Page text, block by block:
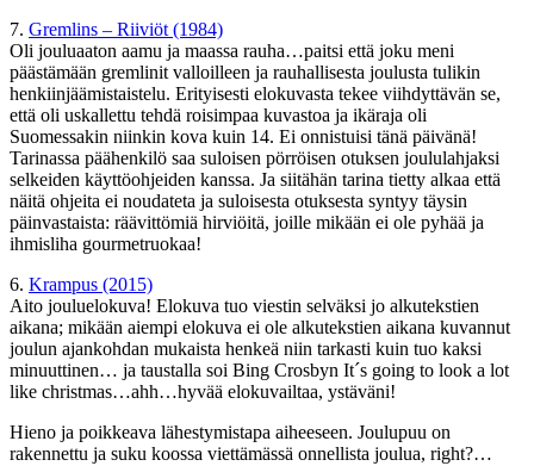
7. Gremlins – Riiviöt (1984)
Oli jouluaaton aamu ja maassa rauha…paitsi että joku meni
päästämään gremlinit valloilleen ja rauhallisesta joulusta tulikin
henkiinjäämistaistelu. Erityisesti elokuvasta tekee viihdyttävän se,
että oli uskallettu tehdä roisimpaa kuvastoa ja ikäraja oli
Suomessakin niinkin kova kuin 14. Ei onnistuisi tänä päivänä!
Tarinassa päähenkilö saa suloisen pörröisen otuksen joululahjaksi
selkeiden käyttöohjeiden kanssa. Ja siitähän tarina tietty alkaa että
näitä ohjeita ei noudateta ja suloisesta otuksesta syntyy täysin
päinvastaista: räävittömiä hirviöitä, joille mikään ei ole pyhää ja
ihmisliha gourmetruokaa!
6. Krampus (2015)
Aito jouluelokuva! Elokuva tuo viestin selväksi jo alkutekstien
aikana; mikään aiempi elokuva ei ole alkutekstien aikana kuvannut
joulun ajankohdan mukaista henkeä niin tarkasti kuin tuo kaksi
minuuttinen… ja taustalla soi Bing Crosbyn It´s going to look a lot
like christmas…ahh…hyvää elokuvailtaa, ystäväni!
Hieno ja poikkeava lähestymistapa aiheeseen. Joulupuu on
rakennettu ja suku koossa viettämässä onnellista joulua, right?…